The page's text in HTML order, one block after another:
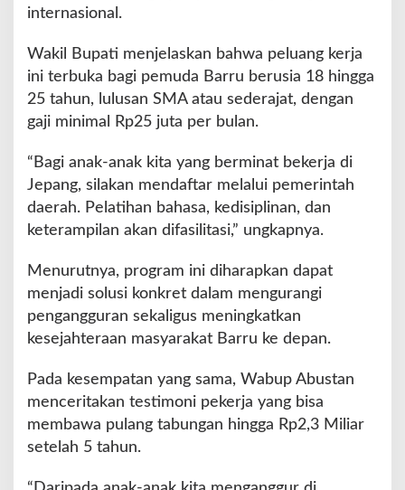
a
P
e
m
u
internasional.
Wakil Bupati menjelaskan bahwa peluang kerja
ini terbuka bagi pemuda Barru berusia 18 hingga
25 tahun, lulusan SMA atau sederajat, dengan
gaji minimal Rp25 juta per bulan.
“Bagi anak-anak kita yang berminat bekerja di
Jepang, silakan mendaftar melalui pemerintah
daerah. Pelatihan bahasa, kedisiplinan, dan
keterampilan akan difasilitasi,” ungkapnya.
Menurutnya, program ini diharapkan dapat
menjadi solusi konkret dalam mengurangi
pengangguran sekaligus meningkatkan
kesejahteraan masyarakat Barru ke depan.
Pada kesempatan yang sama, Wabup Abustan
menceritakan testimoni pekerja yang bisa
membawa pulang tabungan hingga Rp2,3 Miliar
setelah 5 tahun.